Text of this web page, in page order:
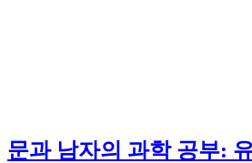
문과 남자의 과학 공부: